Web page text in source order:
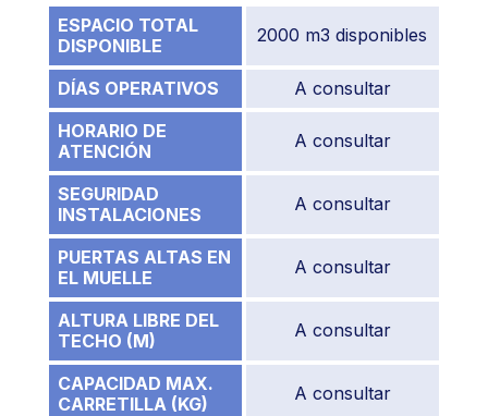
ESPACIO TOTAL
DISPONIBLE
2000 m3 disponibles
DÍAS OPERATIVOS
A consultar
HORARIO DE
ATENCIÓN
A consultar
SEGURIDAD
INSTALACIONES
A consultar
PUERTAS ALTAS EN
EL MUELLE
A consultar
ALTURA LIBRE DEL
TECHO (M)
A consultar
CAPACIDAD MAX.
CARRETILLA (KG)
A consultar